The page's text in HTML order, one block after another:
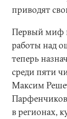
приводят
Первый миф
работы над
теперь
среди пяти
Максим
Парфенчиков
в регионах,